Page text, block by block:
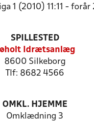
1 (2010) 11:11 - forår
SPILLESTED
Idrætsanlæg
8600 Silkeborg
Tlf: 8682 4566
OMKL. HJEMME
Omklædning 3